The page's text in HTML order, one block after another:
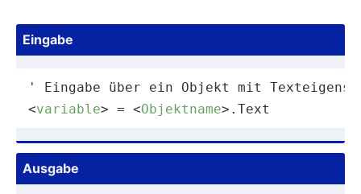
Eingabe
<variable> = <Objektname> .Text
Ausgabe